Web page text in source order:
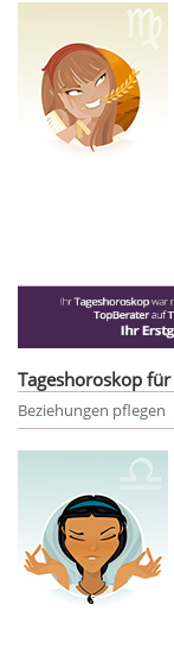
Tageshoroskop
Beziehungen pflegen